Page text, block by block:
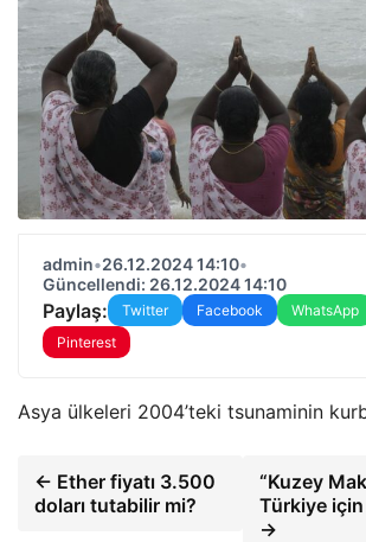
admin•26.12.2024 14:10•
Güncellendi: 26.12.2024 14:10
Paylaş: Twitter Facebook WhatsApp
Pinterest
Asya ülkeleri 2004’teki tsunaminin
← Ether fiyatı 3.500
doları tutabilir mi?
“Kuzey
Türkiye
→